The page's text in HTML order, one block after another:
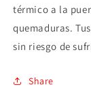
térmico a la
quemaduras.
sin riesgo de
Share